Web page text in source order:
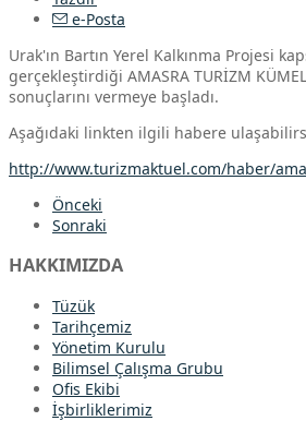
e-Posta
Urak'ın Bartın Yerel Kalkınma Projesi
gerçekleştirdiği AMASRA TURİZM
sonuçlarını vermeye başladı.
Aşağıdaki linkten ilgili habere
http://www.turizmaktuel.com/haber/
Önceki
Sonraki
HAKKIMIZDA
Tüzük
Tarihçemiz
Yönetim Kurulu
Bilimsel Çalışma Grubu
Ofis Ekibi
İşbirliklerimiz